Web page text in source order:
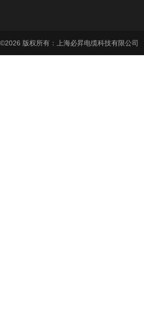
©2026 版权所有：上海必昇电缆科技有限公司